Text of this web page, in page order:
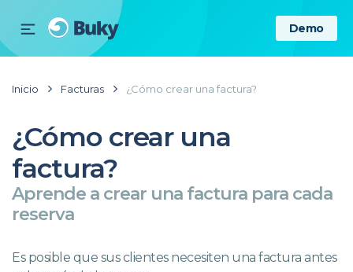
Demo
Inicio Facturas ¿Cómo crear una factura?
¿Cómo crear una
factura?
Aprende a crear una factura para cada
reserva
Es posible que sus clientes necesiten una factura antes